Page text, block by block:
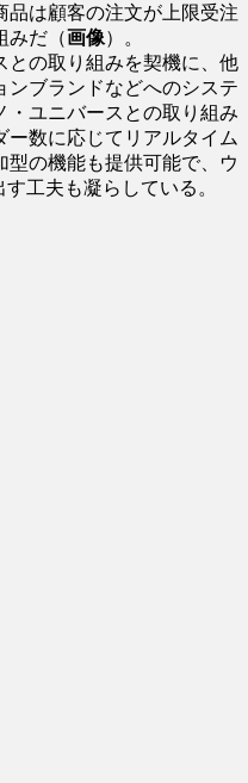
品は顧客の注文が上限受注
みだ（画像）。
との取り組みを契機に、他
ンブランドなどへのシステ
・ユニバースとの取り組み
ー数に応じてリアルタイム
型の機能も提供可能で、ウ
工夫も凝らしている。